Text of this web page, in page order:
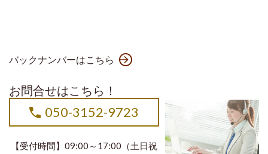
バックナンバーはこちら
お問合せはこちら！
050-3152-9723
【受付時間】09:00～17:00（土日祝